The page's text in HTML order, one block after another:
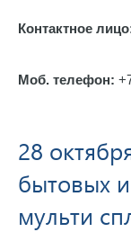
Контактное
Моб. телефон:
28
бытовых
мульти